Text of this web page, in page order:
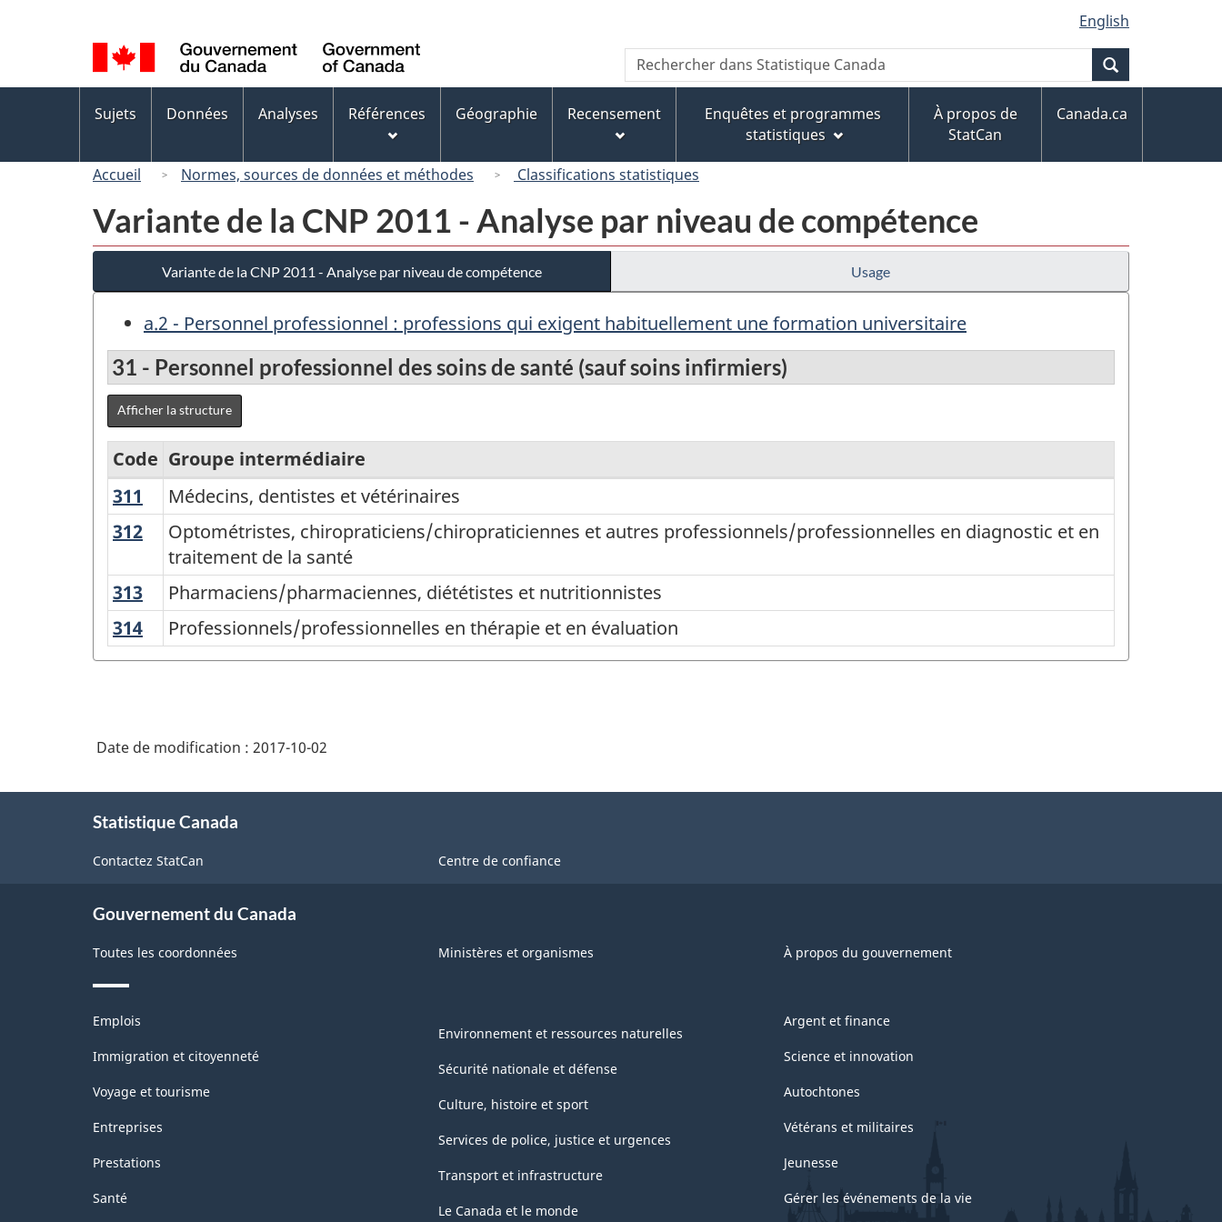
au
contenu
principal
« À
propos
de
ce
version
HTML
simplifiée
de
la
langue
English
Canada
Recherche
Rechercher
dans
Canada
des
Sujets Données Analyses Références Géographie Recensement
Enquêtes et programmes
statistiques
À propos de
StatCan
Canada.ca
Accueil Normes, sources de données et méthodes Classifications statistiques
Variante de la CNP 2011 - Analyse par niveau de compétence
Variante de la CNP 2011 - Analyse par niveau de compétence Usage
a.2 - Personnel professionnel : professions qui exigent habituellement une formation universitaire
31 - Personnel professionnel des soins de santé (sauf soins infirmiers)
Afficher la structure
Variante
de
CNP
2011
-
niveau
compétence
-
Structure
la
classification
Code Groupe intermédiaire
311
Médecins,
dentistes
vétérinaires
Médecins, dentistes et vétérinaires
312 Optométristes,
chiropraticiens/chiropraticiennes
et
autres
professionnels/professionnelles
en
traitement
de
la
santé
Optométristes, chiropraticiens/chiropraticiennes et autres professionnels/professionnelles en diagnostic et en
traitement de la santé
313 Pharmaciens/pharmaciennes,
diététistes
et
nutritionnistes
Pharmaciens/pharmaciennes, diététistes et nutritionnistes
314 Professionnels/professionnelles
en
évaluation
Professionnels/professionnelles en thérapie et en évaluation
Date de modification : 2017-10-02
Statistique Canada
Contactez StatCan Centre de confiance
Gouvernement du Canada
Toutes les coordonnées Ministères et organismes À propos du gouvernement
Thèmes
sujets
Emplois
Immigration et citoyenneté
Voyage et tourisme
Entreprises
Prestations
Santé
Environnement et ressources naturelles
Sécurité nationale et défense
Culture, histoire et sport
Services de police, justice et urgences
Transport et infrastructure
Le Canada et le monde
Argent et finance
Science et innovation
Autochtones
Vétérans et militaires
Jeunesse
Gérer les événements de la vie